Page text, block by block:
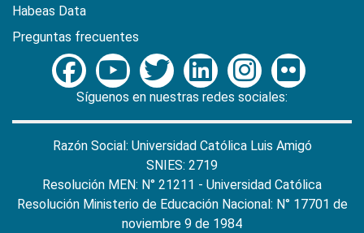
Habeas Data
Preguntas frecuentes
Síguenos en nuestras redes sociales:
Razón Social: Universidad Católica Luis Amigó
SNIES: 2719
Resolución MEN: N° 21211 - Universidad Católica
Resolución Ministerio de Educación Nacional: N° 17701 de
noviembre 9 de 1984